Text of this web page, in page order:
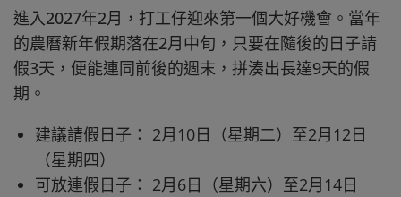
進入2027年2月，打工仔迎來第一個大好機會。當年
的農曆新年假期落在2月中旬，只要在隨後的日子請
假3天，便能連同前後的週末，拼湊出長達9天的假
期。
建議請假日子： 2月10日（星期二）至2月12日
（星期四）
可放連假日子： 2月6日（星期六）至2月14日